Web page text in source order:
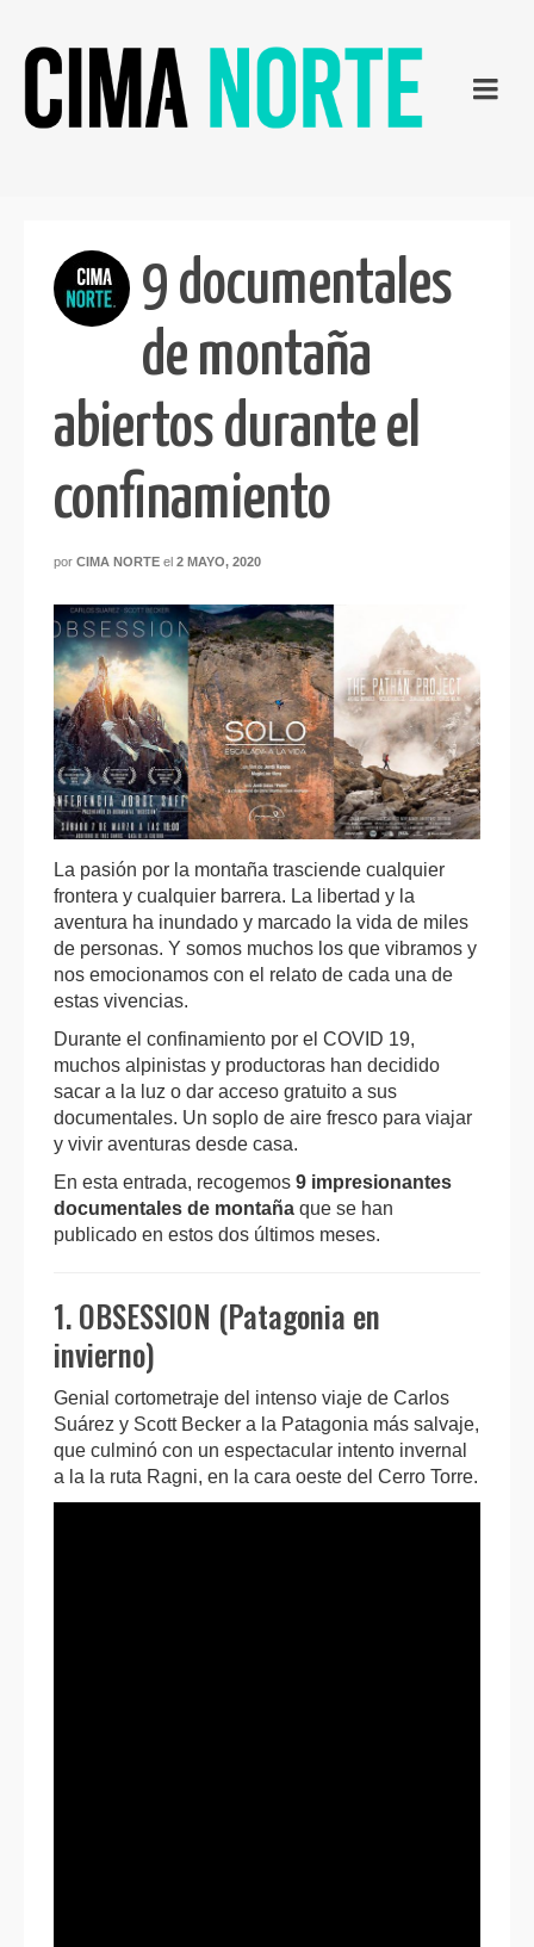
9 documentales
de montaña
abiertos durante el
confinamiento
por CIMA NORTE el 2 MAYO, 2020
La pasión por la montaña trasciende cualquier
frontera y cualquier barrera. La libertad y la
aventura ha inundado y marcado la vida de miles
de personas. Y somos muchos los que vibramos y
nos emocionamos con el relato de cada una de
estas vivencias.
Durante el confinamiento por el COVID 19,
muchos alpinistas y productoras han decidido
sacar a la luz o dar acceso gratuito a sus
documentales. Un soplo de aire fresco para viajar
y vivir aventuras desde casa.
En esta entrada, recogemos 9 impresionantes
documentales de montaña que se han
publicado en estos dos últimos meses.
1. OBSESSION (Patagonia en
invierno)
Genial cortometraje del intenso viaje de Carlos
Suárez y Scott Becker a la Patagonia más salvaje,
que culminó con un espectacular intento invernal
a la la ruta Ragni, en la cara oeste del Cerro Torre.